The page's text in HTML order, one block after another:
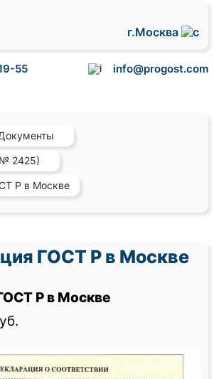
г.Москва
55 info@progost.com
2425)
Р в Москве
ГОСТ Р в Москве
Р в Москве